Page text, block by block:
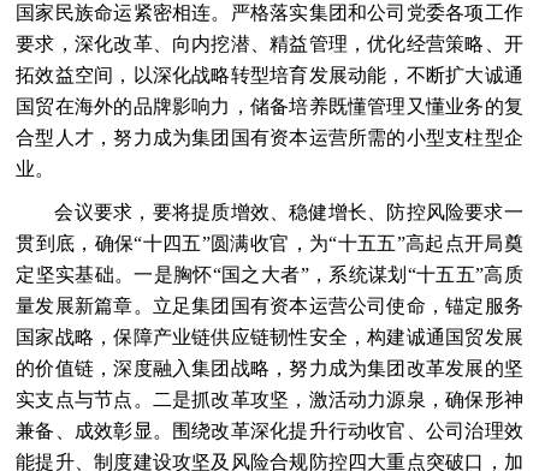
国家民族命运紧密相连。严格落实集团和公司党委各项工作
要求，深化改革、向内挖潜、精益管理，优化经营策略、开
拓效益空间，以深化战略转型培育发展动能，不断扩大诚通
国贸在海外的品牌影响力，储备培养既懂管理又懂业务的复
合型人才，努力成为集团国有资本运营所需的小型支柱型企
业。
会议要求，要将提质增效、稳健增长、防控风险要求一
贯到底，确保“十四五”圆满收官，为“十五五”高起点开局奠
定坚实基础。一是胸怀“国之大者”，系统谋划“十五五”高质
量发展新篇章。立足集团国有资本运营公司使命，锚定服务
国家战略，保障产业链供应链韧性安全，构建诚通国贸发展
的价值链，深度融入集团战略，努力成为集团改革发展的坚
实支点与节点。二是抓改革攻坚，激活动力源泉，确保形神
兼备、成效彰显。围绕改革深化提升行动收官、公司治理效
能提升、制度建设攻坚及风险合规防控四大重点突破口，加